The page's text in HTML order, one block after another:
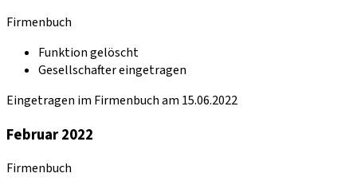
Firmenbuch
Funktion gelöscht
Gesellschafter eingetragen
Eingetragen im Firmenbuch am 15.06.2022
Februar 2022
Firmenbuch